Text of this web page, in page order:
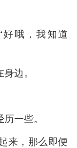
哦，我知道
边。
一些。
来，那么即便